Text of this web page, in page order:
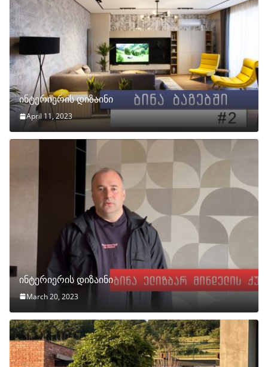
ინტერიერის დიზაინი
April 11, 2023
ინტერიერის დიზაინი
March 20, 2023